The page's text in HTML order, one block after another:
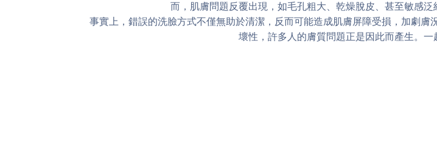
而，肌膚問題反覆出現，如毛孔粗大、乾燥脫皮、甚至敏感
事實上，錯誤的洗臉方式不僅無助於清潔，反而可能造成肌膚屏障受損，加劇
壞性，許多人的膚質問題正是因此而產生。一